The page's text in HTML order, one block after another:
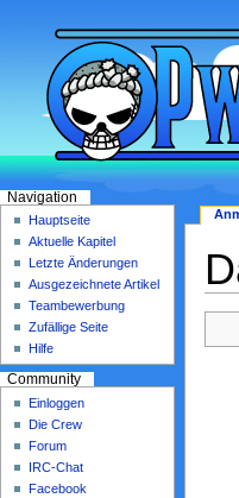
Navigation
Hauptseite
Aktuelle Kapitel
Letzte Änderungen
Ausgezeichnete Artikel
Teambewerbung
Zufällige Seite
Hilfe
Community
Einloggen
Die Crew
Forum
IRC-Chat
Facebook